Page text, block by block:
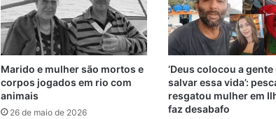
Marido e mulher são mortos e
corpos jogados em rio com
animais
26 de maio de 2026
‘Deus colocou a gente
salvar essa vida’:
resgatou mulher em
faz desabafo